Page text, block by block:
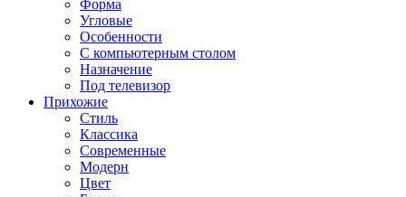
Форма
Угловые
Особенности
С компьютерным столом
Назначение
Под телевизор
Прихожие
Стиль
Классика
Современные
Модерн
Цвет